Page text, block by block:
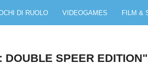
DI RUOLO VIDEOGAMES FILM &
DOUBLE SPEER EDITION"